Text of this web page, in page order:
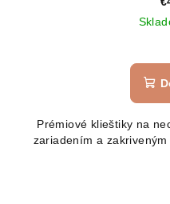
Prémiové klieštiky na
zariadením a